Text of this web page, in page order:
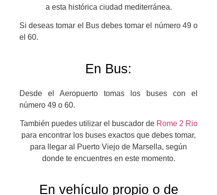
a esta histórica ciudad mediterránea.
Si deseas tomar el Bus debes tomar el número 49 o
el 60.
En Bus:
Desde el Aeropuerto tomas los buses con el
número 49 o 60.
También puedes utilizar el buscador de Rome 2 Rio
para encontrar los buses exactos que debes tomar,
para llegar al Puerto Viejo de Marsella, según
donde te encuentres en este momento.
En vehículo propio o de